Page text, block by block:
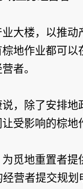
大楼，以推
地作业都可
者。
，除了安排
受影响的棕地
觅地重置者
营者提交规